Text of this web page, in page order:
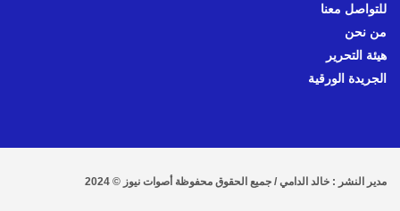
للتواصل معنا
من نحن
هيئة التحرير
الجريدة الورقية
مدير النشر : خالد الدامي / جميع الحقوق محفوظة أصوات نيوز © 2024